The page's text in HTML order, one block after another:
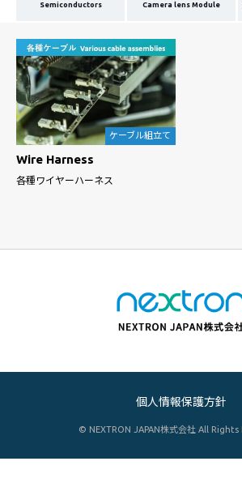
Semiconductors Camera lens Module
Wire Harness
ケーブル組立て
各種ワイヤーハーネス
個人情報保護方針
© NEXTRON JAPAN株式会社 All Rights